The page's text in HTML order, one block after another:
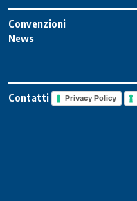
Convenzioni
News
Contatti Privacy Policy